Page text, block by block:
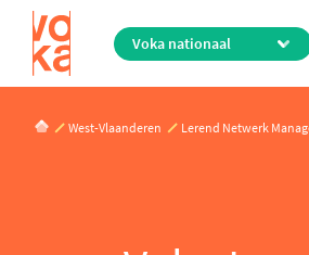
Overslaan
de
inhoud
West-Vlaanderen Lerend Netwerk